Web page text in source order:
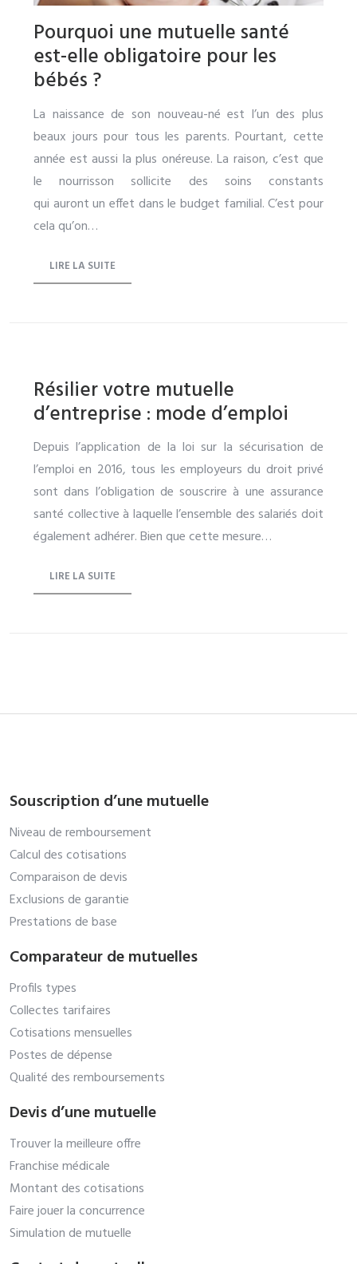
Pourquoi une mutuelle santé
est-elle obligatoire pour les
bébés ?
La naissance de son nouveau-né est l’un des plus
beaux jours pour tous les parents. Pourtant, cette
année est aussi la plus onéreuse. La raison, c’est que
le nourrisson sollicite des soins constants
qui auront un effet dans le budget familial. C’est pour
cela qu’on…
LIRE LA SUITE
Résilier votre mutuelle
d’entreprise : mode d’emploi
Depuis l’application de la loi sur la sécurisation de
l’emploi en 2016, tous les employeurs du droit privé
sont dans l’obligation de souscrire à une assurance
santé collective à laquelle l’ensemble des salariés doit
également adhérer. Bien que cette mesure…
LIRE LA SUITE
Souscription d’une mutuelle
Niveau de remboursement
Calcul des cotisations
Comparaison de devis
Exclusions de garantie
Prestations de base
Comparateur de mutuelles
Profils types
Collectes tarifaires
Cotisations mensuelles
Postes de dépense
Qualité des remboursements
Devis d’une mutuelle
Trouver la meilleure offre
Franchise médicale
Montant des cotisations
Faire jouer la concurrence
Simulation de mutuelle